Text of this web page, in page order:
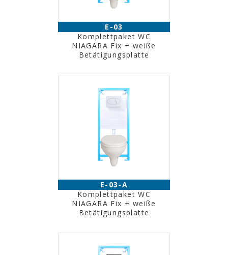
E-03
Komplettpaket WC
NIAGARA Fix + weiße
Betätigungsplatte
E-03-A
Komplettpaket WC
NIAGARA Fix + weiße
Betätigungsplatte